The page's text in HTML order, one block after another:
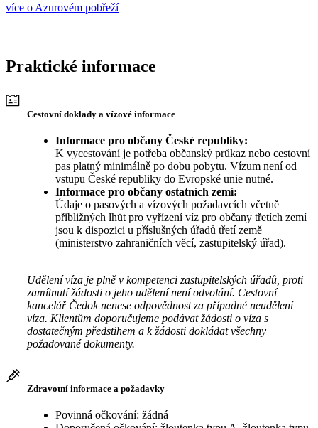
více o Azurovém pobřeží
Praktické informace
Cestovní doklady a vízové informace
Informace pro občany České republiky:
K vycestování je potřeba občanský průkaz nebo cestovní
pas platný minimálně po dobu pobytu. Vízum není od
vstupu České republiky do Evropské unie nutné.
Informace pro občany ostatních zemí:
Údaje o pasových a vízových požadavcích včetně
přibližných lhůt pro vyřízení víz pro občany třetích zemí
jsou k dispozici u příslušných úřadů třetí země
(ministerstvo zahraničních věcí, zastupitelský úřad).
Udělení víza je plně v kompetenci zastupitelských úřadů, proti
zamítnutí žádosti o jeho udělení není odvolání. Cestovní
kancelář Čedok nenese odpovědnost za případné neudělení
víza. Klientům doporučujeme podávat žádosti o víza s
dostatečným předstihem a k žádosti dokládat všechny
požadované dokumenty.
Zdravotní informace a požadavky
Povinná očkování: žádná